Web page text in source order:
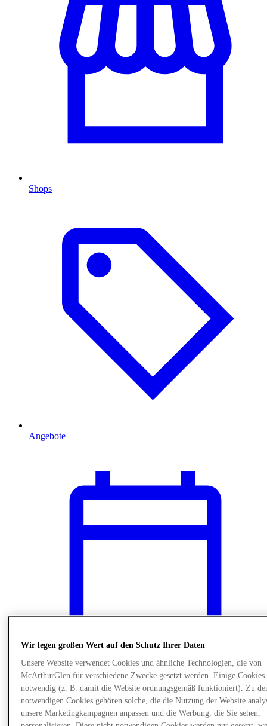
Shops
Angebote
News
Kinderbetreuung
Wir legen großen Wert auf den Schutz Ihrer Daten
Unsere Website verwendet Cookies und ähnliche Technologien, die von
McArthurGlen für verschiedene Zwecke gesetzt werden. Einige Cookies
notwendig (z. B. damit die Website ordnungsgemäß funktioniert). Zu
notwendigen Cookies gehören solche, die die Nutzung der Website
unsere Marketingkampagnen anpassen und die Werbung, die Sie sehen,